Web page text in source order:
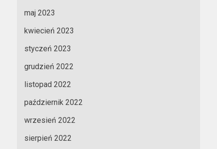
maj 2023
kwiecień 2023
styczeń 2023
grudzień 2022
listopad 2022
październik 2022
wrzesień 2022
sierpień 2022